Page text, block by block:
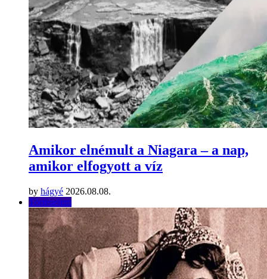
Amikor elnémult a Niagara – a nap,
amikor elfogyott a víz
by hágyé 2026.08.08.
Történelem